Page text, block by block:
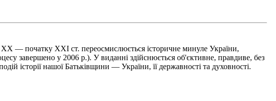
— початку XXI ст. переосмислюється історичне минуле України,
завершено у 2006 р.). У виданні здійснюється об'єктивне, правдиве, без
історії нашої Батьківщини — України, її державності та духовності.